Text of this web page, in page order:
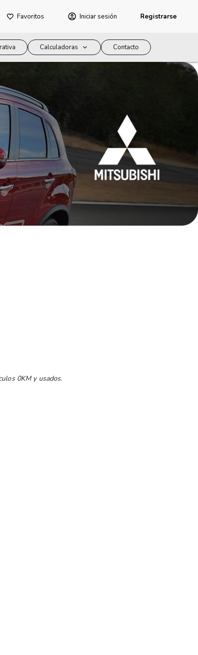
Favoritos Iniciar sesión Registrarse
Calculadoras Contacto
0KM y usados.